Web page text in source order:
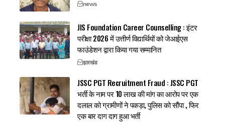
news
JIS Foundation Career Counselling : इंटर
परीक्षा 2026 में उत्तीर्ण विद्यार्थियों को जेआईएस
फाउंडेशन द्वारा किया गया सम्मानित
झारखंड
JSSC PGT Recruitment Fraud : JSSC PGT
भर्ती के नाम पर 10 लाख की मांग का आरोप पर एक
दलाल को ग्रामीणों ने पकड़ा, पुलिस को सौंपा , फिर
एक बार दाग दाग हुआ भर्ती